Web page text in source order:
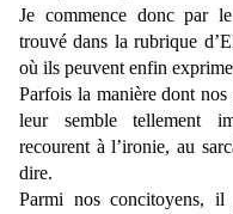
Je commence donc par
trouvé dans la rubrique
où ils peuvent enfin
Parfois la manière dont
leur semble tellement
recourent à l’ironie, au
dire.
Parmi nos concitoyens,